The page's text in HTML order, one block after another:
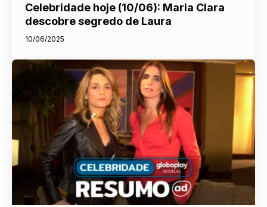
Celebridade hoje (10/06): Maria Clara
descobre segredo de Laura
10/06/2025